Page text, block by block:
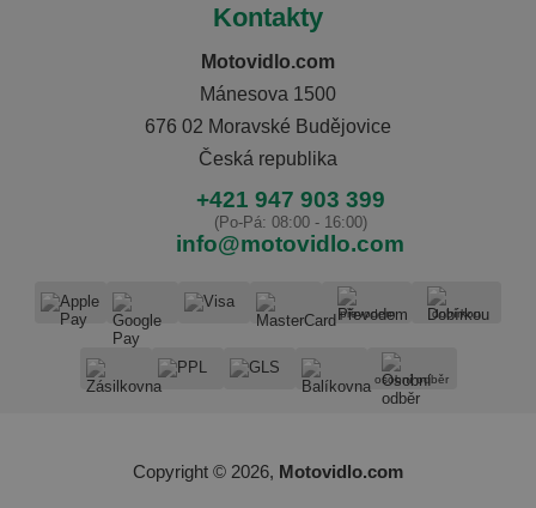
Kontakty
Motovidlo.com
Mánesova 1500
676 02 Moravské Budějovice
Česká republika
+421 947 903 399
(Po-Pá: 08:00 - 16:00)
info@motovidlo.com
převodem dobírkou
osobní odběr
Copyright © 2026, Motovidlo.com